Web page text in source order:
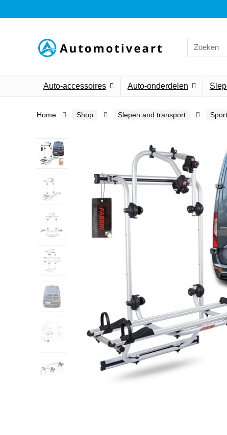
Search
for:
Auto-accessoires Auto-onderdelen
Home Shop Slepen and transport